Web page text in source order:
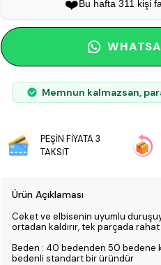
❤️Bu hafta 311 kişi
Memnun kalmazsan,
PEŞİN FİYATA 3
TAKSİT
Ürün Açıklaması
Ceket ve elbisenin uyumlu
ortadan kaldırır, tek parçada rahat
Beden : 40 bedenden 50 bedene
bedenli standart bir üründür